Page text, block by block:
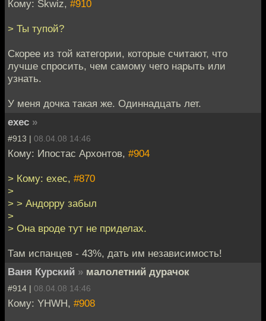
Кому: Skwiz, #910
> Ты тупой?
Cкорее из той категории, которые считают, что
лучше спросить, чем самому чего нарыть или
узнать.
У меня дочка такая же. Одиннадцать лет.
exec »
#913 | 08.04.08 14:46
Кому: Ипостас Архонтов, #904
> Кому: exec, #870
>
> > Андорру забыл
>
> Она вроде тут не приделах.
Там испанцев - 43%, дать им независимость!
Ваня Курский » малолетний дурачок
#914 | 08.04.08 14:46
Кому: YHWH, #908